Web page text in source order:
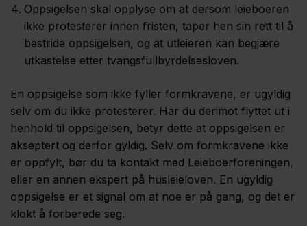
Oppsigelsen skal opplyse om at dersom leieboeren
ikke protesterer innen fristen, taper hen sin rett til å
bestride­ oppsigelsen, og at utleieren kan begjære
utkastelse etter tvangsfullbyrdelsesloven.
En oppsigelse som ikke fyller form­kravene, er ugyldig
selv om du ikke protesterer. Har du derimot flyttet ut i
henhold til oppsigelsen, betyr dette at oppsigelsen er
akseptert og derfor gyldig. Selv om formkravene ikke
er oppfylt, bør du ta kontakt med Leieboerforeningen,
eller en annen ekspert på husleieloven. En ugyldig
oppsigelse er et signal om at noe er på gang, og det er
klokt å forberede seg.